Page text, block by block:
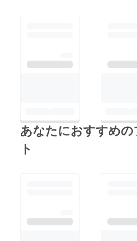
あなたにおすすめの
ト